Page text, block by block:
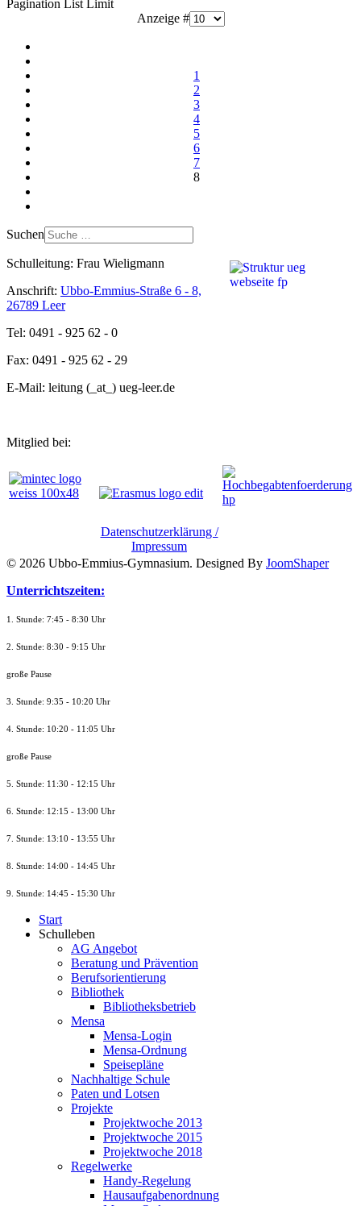
Pagination List Limit
Anzeige #
1
2
3
4
5
6
7
8
Suchen
Schulleitung: Frau Wieligmann
Anschrift: Ubbo-Emmius-Straße 6 - 8,
26789 Leer
Tel: 0491 - 925 62 - 0
Fax: 0491 - 925 62 - 29
E-Mail: leitung (_at_) ueg-leer.de
Mitglied bei:
Datenschutzerklärung /
Impressum
© 2026 Ubbo-Emmius-Gymnasium. Designed By JoomShaper
Unterrichtszeiten:
1. Stunde: 7:45 - 8:30 Uhr
2. Stunde: 8:30 - 9:15 Uhr
große Pause
3. Stunde: 9:35 - 10:20 Uhr
4. Stunde: 10:20 - 11:05 Uhr
große Pause
5. Stunde: 11:30 - 12:15 Uhr
6. Stunde: 12:15 - 13:00 Uhr
7. Stunde: 13:10 - 13:55 Uhr
8. Stunde: 14:00 - 14:45 Uhr
9. Stunde: 14:45 - 15:30 Uhr
Start
Schulleben
AG Angebot
Beratung und Prävention
Berufsorientierung
Bibliothek
Bibliotheksbetrieb
Mensa
Mensa-Login
Mensa-Ordnung
Speisepläne
Nachhaltige Schule
Paten und Lotsen
Projekte
Projektwoche 2013
Projektwoche 2015
Projektwoche 2018
Regelwerke
Handy-Regelung
Hausaufgabenordnung